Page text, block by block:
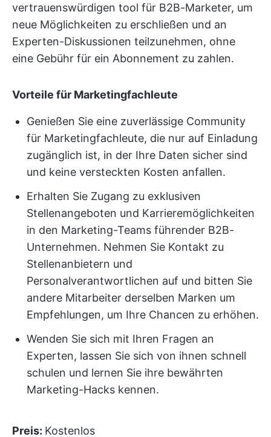
vertrauenswürdigen tool für B2B-Marketer, um
neue Möglichkeiten zu erschließen und an
Experten-Diskussionen teilzunehmen, ohne
eine Gebühr für ein Abonnement zu zahlen.
Vorteile für Marketingfachleute
Genießen Sie eine zuverlässige Community
für Marketingfachleute, die nur auf Einladung
zugänglich ist, in der Ihre Daten sicher sind
und keine versteckten Kosten anfallen.
Erhalten Sie Zugang zu exklusiven
Stellenangeboten und Karrieremöglichkeiten
in den Marketing-Teams führender B2B-
Unternehmen. Nehmen Sie Kontakt zu
Stellenanbietern und
Personalverantwortlichen auf und bitten Sie
andere Mitarbeiter derselben Marken um
Empfehlungen, um Ihre Chancen zu erhöhen.
Wenden Sie sich mit Ihren Fragen an
Experten, lassen Sie sich von ihnen schnell
schulen und lernen Sie ihre bewährten
Marketing-Hacks kennen.
Preis: Kostenlos